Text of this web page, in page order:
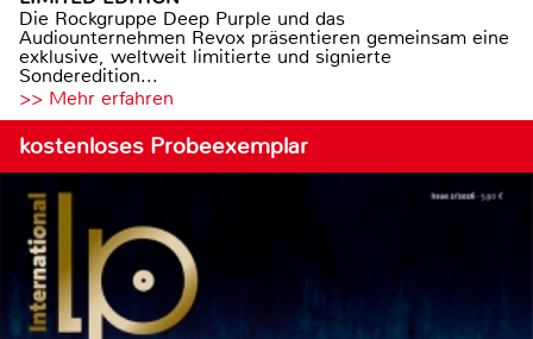
Die Rockgruppe Deep Purple und das
Audiounternehmen Revox präsentieren gemeinsam eine
exklusive, weltweit limitierte und signierte
Sonderedition...
>> Mehr erfahren
kostenloses Probeexemplar